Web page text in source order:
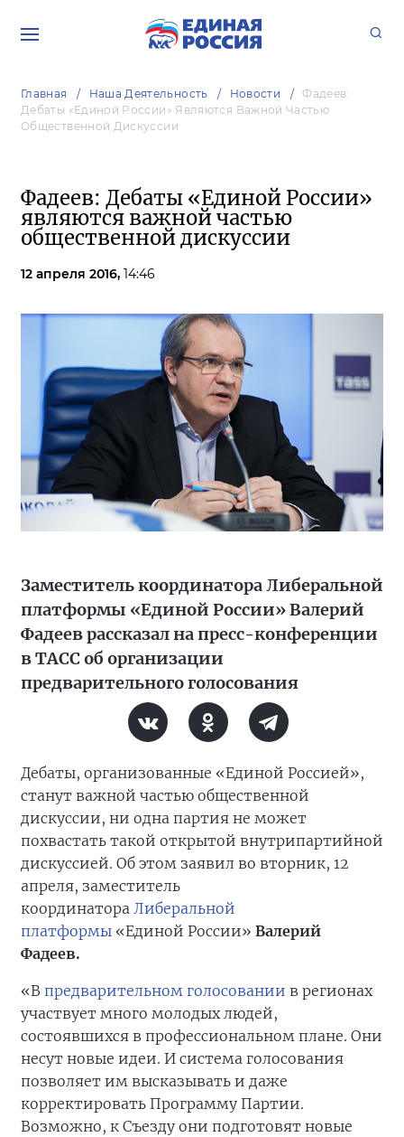
Главная Наша Деятельность Новости
Фадеев:
Дебаты «Единой России» Являются Важной Частью
Общественной Дискуссии
Фадеев: Дебаты «Единой России»
являются важной частью
общественной дискуссии
12 апреля 2016, 14:46
Заместитель координатора Либеральной
платформы «Единой России» Валерий
Фадеев рассказал на пресс-конференции
в ТАСС об организации
предварительного голосования
Дебаты, организованные «Единой Россией»,
станут важной частью общественной
дискуссии, ни одна партия не может
похвастать такой открытой внутрипартийной
дискуссией. Об этом заявил во вторник, 12
апреля, заместитель
координатора Либеральной
платформы «Единой России» Валерий
Фадеев.
«В предварительном голосовании в регионах
участвует много молодых людей,
состоявшихся в профессиональном плане. Они
несут новые идеи. И система голосования
позволяет им высказывать и даже
корректировать Программу Партии.
Возможно, к Съезду они подготовят новые